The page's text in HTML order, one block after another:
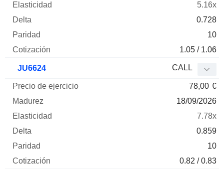
5.16x
0.728
10
1.05 / 1.06
JU6624 CALL
78,00 €
18/09/2026
7.78x
0.859
10
0.82 / 0.83